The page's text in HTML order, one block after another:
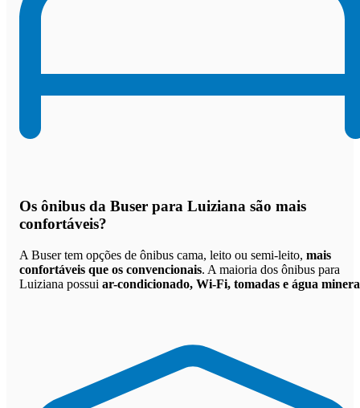
Os ônibus da Buser para Luiziana são mais
confortáveis?
A Buser tem opções de ônibus cama, leito ou semi-leito, mais
confortáveis que os convencionais. A maioria dos ônibus para
Luiziana possui ar-condicionado, Wi-Fi, tomadas e água